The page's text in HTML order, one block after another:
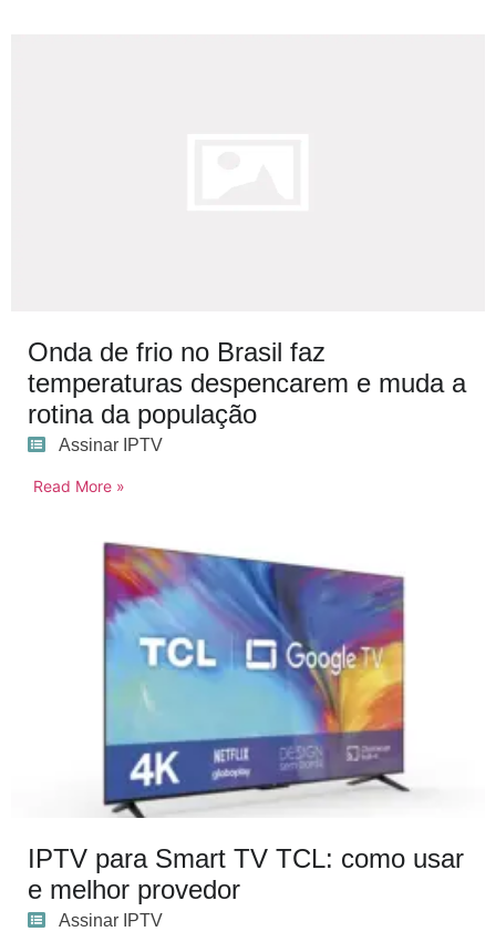
Onda de frio no Brasil faz
temperaturas despencarem e muda a
rotina da população
Assinar IPTV
Read More »
IPTV para Smart TV TCL: como usar
e melhor provedor
Assinar IPTV